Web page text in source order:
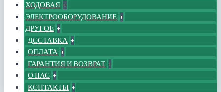
ХОДОВАЯ +
ЭЛЕКТРООБОРУДОВАНИЕ +
ДРУГОЕ +
ДОСТАВКА +
ОПЛАТА +
ГАРАНТИЯ И ВОЗВРАТ +
О НАС +
КОНТАКТЫ +